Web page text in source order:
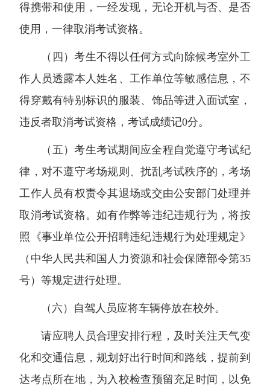
得携带和使用，一经发现，无论开机与否、是否
使用，一律取消考试资格。
（四）考生不得以任何方式向除候考室外工
作人员透露本人姓名、工作单位等敏感信息，不
得穿戴有特别标识的服装、饰品等进入面试室，
违反者取消考试资格，考试成绩记0分。
（五）考生考试期间应全程自觉遵守考试纪
律，对不遵守考场规则、扰乱考试秩序的，考场
工作人员有权责令其退场或交由公安部门处理并
取消考试资格。如有作弊等违纪违规行为，将按
照《事业单位公开招聘违纪违规行为处理规定》
（中华人民共和国人力资源和社会保障部令第35
号）等规定进行处理。
（六）自驾人员应将车辆停放在校外。
请应聘人员合理安排行程，及时关注天气变
化和交通信息，规划好出行时间和路线，提前到
达考点所在地，为入校检查预留充足时间，以免